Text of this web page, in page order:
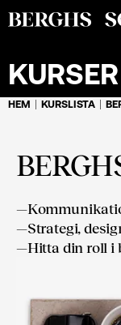
KURSER
HEM KURSLISTA
—
—Strategi,
—Hitta din roll i